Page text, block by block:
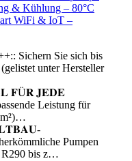
& Kühlung – 80°C
WiFi & IoT –
Sie sich bis
unter Hersteller
𝐅Ü𝐑 𝐉𝐄𝐃𝐄
Leistung für
Pumpen
R290 bis z…